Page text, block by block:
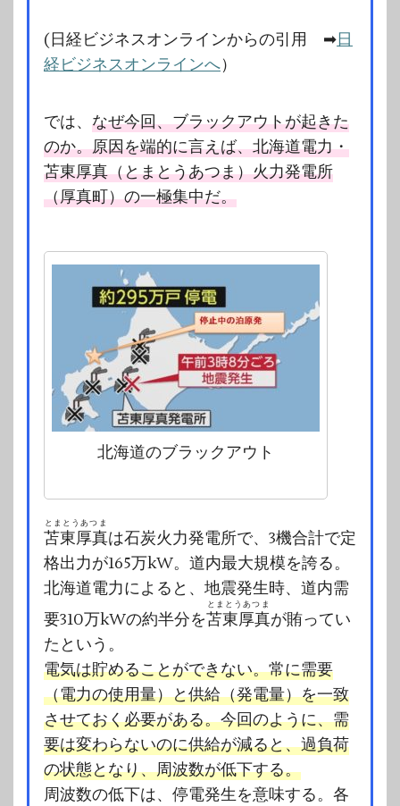
(日経ビジネスオンラインからの引用 ➡日
経ビジネスオンラインへ）
では、 なぜ今回、ブラックアウトが起きた
のか。原因を端的に言えば、北海道電力・
苫東厚真（とまとうあつま）火力発電所
（厚真町）の一極集中だ。
北海道のブラックアウト
苫東厚真
とまとうあつま
は石炭火力発電所で、3機合計で定
格出力が165万kW。道内最大規模を誇る。
北海道電力によると、地震発生時、道内需
要310万kWの約半分を苫東厚真
とまとうあつま
が賄ってい
たという。
電気は貯めることができない。常に需要
（電力の使用量）と供給（発電量）を一致
させておく必要がある。今回のように、需
要は変わらないのに供給が減ると、過負荷
の状態となり、周波数が低下する。
周波数の低下は、停電発生を意味する。各